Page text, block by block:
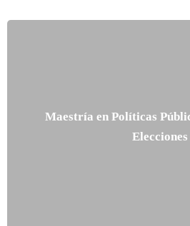
Maestría en Políticas
Elecciones